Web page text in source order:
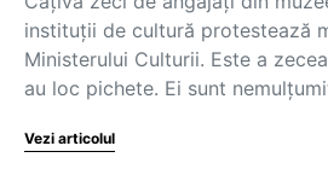
instituții de cultură protestează
Ministerului Culturii. Este a
au loc pichete. Ei sunt
Vezi articolul